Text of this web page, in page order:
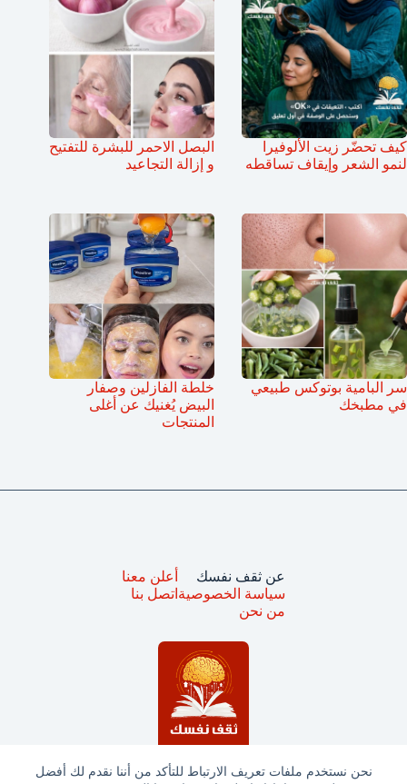
نحن نستخدم ملفات تعريف الارتباط للتأكد من أننا نقدم لك أفضل
كيف تحضّر زيت الألوفيرا
لنمو الشعر وإيقاف تساقطه
البصل الاحمر للبشرة للتفتيح
و إزالة التجاعيد
سر البامية بوتوكس طبيعي
في مطبخك
خلطة الفازلين وصفار
البيض يُغنيك عن أغلى
المنتجات
عن ثقف نفسك
سياسة الخصوصية
من نحن
أعلن معنا
اتصل بنا